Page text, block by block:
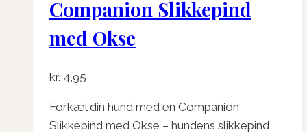
Companion Slikkepind
med Okse
kr. 4,95
Forkæl din hund med en Companion
Slikkepind med Okse – hundens slikkepind